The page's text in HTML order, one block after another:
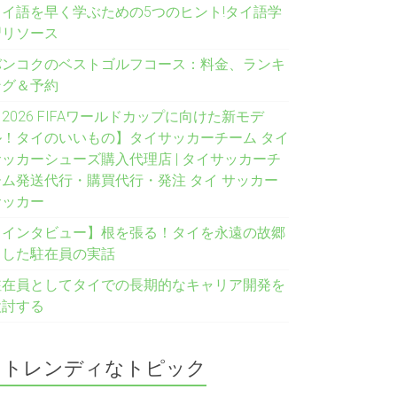
語を早く学ぶための5つのヒント!タイ語学
ソース
コクのベストゴルフコース：料金、ランキ
＆予約
FIFAワールドカップに向けた新モデ
タイのいいもの】タイサッカーチーム タイ
カーシューズ購入代理店 | タイサッカーチ
発送代行・購買代行・発注 タイ サッカー
カー
ンタビュー】根を張る！タイを永遠の故郷
た駐在員の実話
員としてタイでの長期的なキャリア開発を
する
トレンディなトピック